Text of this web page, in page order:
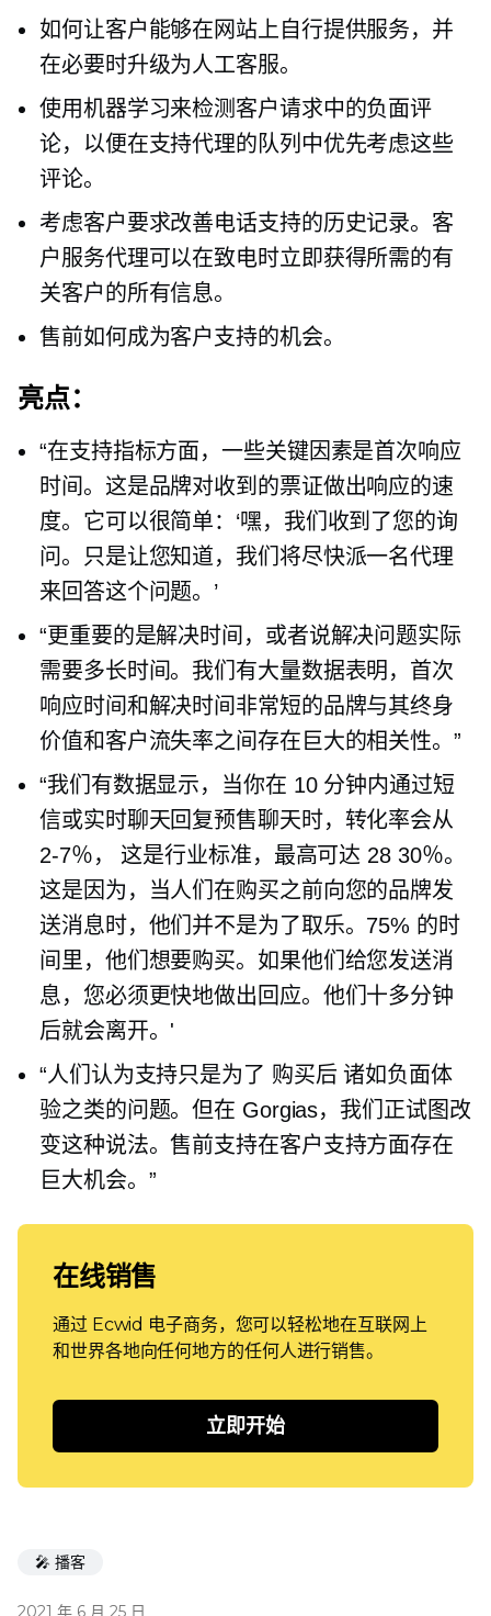
如何让客户能够在网站上自行提供服务，并
在必要时升级为人工客服。
使用机器学习来检测客户请求中的负面评
论，以便在支持代理的队列中优先考虑这些
评论。
考虑客户要求改善电话支持的历史记录。客
户服务代理可以在致电时立即获得所需的有
关客户的所有信息。
售前如何成为客户支持的机会。
亮点：
“在支持指标方面，一些关键因素是首次响应
时间。这是品牌对收到的票证做出响应的速
度。它可以很简单：‘嘿，我们收到了您的询
问。只是让您知道，我们将尽快派一名代理
来回答这个问题。’
“更重要的是解决时间，或者说解决问题实际
需要多长时间。我们有大量数据表明，首次
响应时间和解决时间非常短的品牌与其终身
价值和客户流失率之间存在巨大的相关性。”
“我们有数据显示，当你在 10 分钟内通过短
信或实时聊天回复预售聊天时，转化率会从
2-7％，
这是行业标准，最高可达 28 30％。
这是因为，当人们在购买之前向您的品牌发
送消息时，他们并不是为了取乐。75% 的时
间里，他们想要购买。如果他们给您发送消
息，您必须更快地做出回应。他们十多分钟
后就会离开。'
“人们认为支持只是为了 购买后 诸如负面体
验之类的问题。但在 Gorgias，我们正试图改
变这种说法。售前支持在客户支持方面存在
巨大机会。”
在线销售
通过 Ecwid 电子商务，您可以轻松地在互联网上
和世界各地向任何地方的任何人进行销售。
立即开始
🎤 播客
2021 年 6 月 25 日